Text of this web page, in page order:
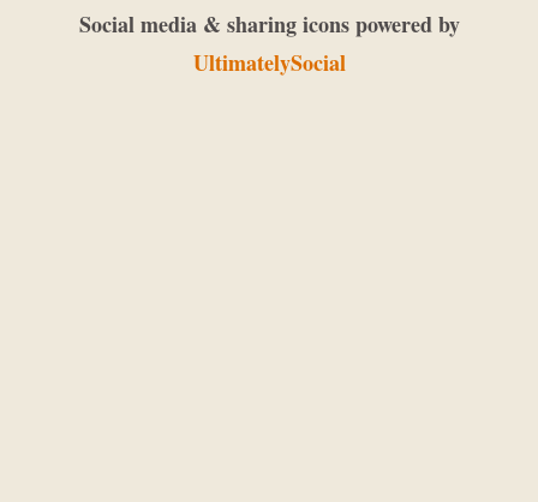
Social media & sharing icons powered by
UltimatelySocial